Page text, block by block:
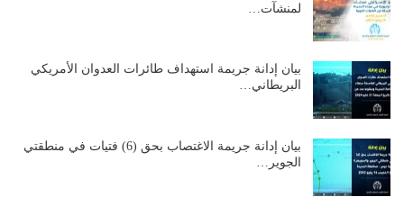
لمنشآت…
بيان إدانة جريمة استهداف طائرات العدوان الأمريكي
البريطاني…
بيان إدانة جريمة الاغتصاب بحق (6) فتيات في منطقتي
الجوير…